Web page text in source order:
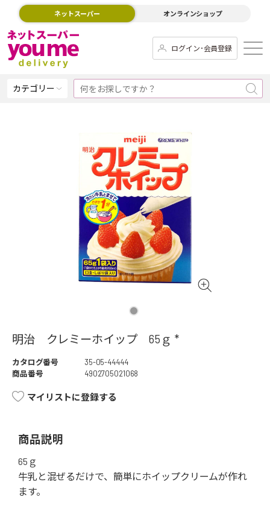
ネットスーパー オンラインショップ
ログイン･会員登録
カテゴリー
明治 クレミーホイップ 65ｇ *
カタログ番号
35-05-44444
商品番号
4902705021068
マイリストに登録する
商品説明
65ｇ
牛乳と混ぜるだけで、簡単にホイップクリームが作れ
ます。